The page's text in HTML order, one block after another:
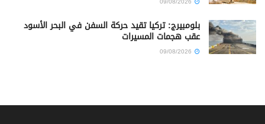
بلومبيرج: تركيا تقيد حركة السفن في البحر الأسود
عقب هجمات المسيرات